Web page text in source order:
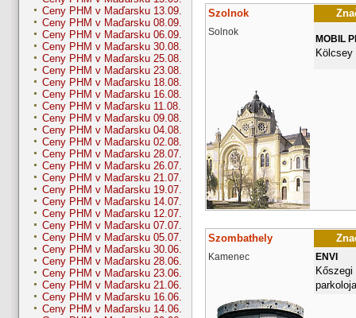
Ceny PHM v Maďarsku 13.09.
Ceny PHM v Maďarsku 08.09.
Ceny PHM v Maďarsku 06.09.
Ceny PHM v Maďarsku 30.08.
Ceny PHM v Maďarsku 25.08.
Ceny PHM v Maďarsku 23.08.
Ceny PHM v Maďarsku 18.08.
Ceny PHM v Maďarsku 16.08.
Ceny PHM v Maďarsku 11.08.
Ceny PHM v Maďarsku 09.08.
Ceny PHM v Maďarsku 04.08.
Ceny PHM v Maďarsku 02.08.
Ceny PHM v Maďarsku 28.07.
Ceny PHM v Maďarsku 26.07.
Ceny PHM v Maďarsku 21.07.
Ceny PHM v Maďarsku 19.07.
Ceny PHM v Maďarsku 14.07.
Ceny PHM v Maďarsku 12.07.
Ceny PHM v Maďarsku 07.07.
Ceny PHM v Maďarsku 05.07.
Ceny PHM v Maďarsku 30.06.
Ceny PHM v Maďarsku 28.06.
Ceny PHM v Maďarsku 23.06.
Ceny PHM v Maďarsku 21.06.
Ceny PHM v Maďarsku 16.06.
Ceny PHM v Maďarsku 14.06.
Szolnok
Solnok
MOBIL
Kölcsey
Szombathely
Kamenec ENVI
Kőszegi